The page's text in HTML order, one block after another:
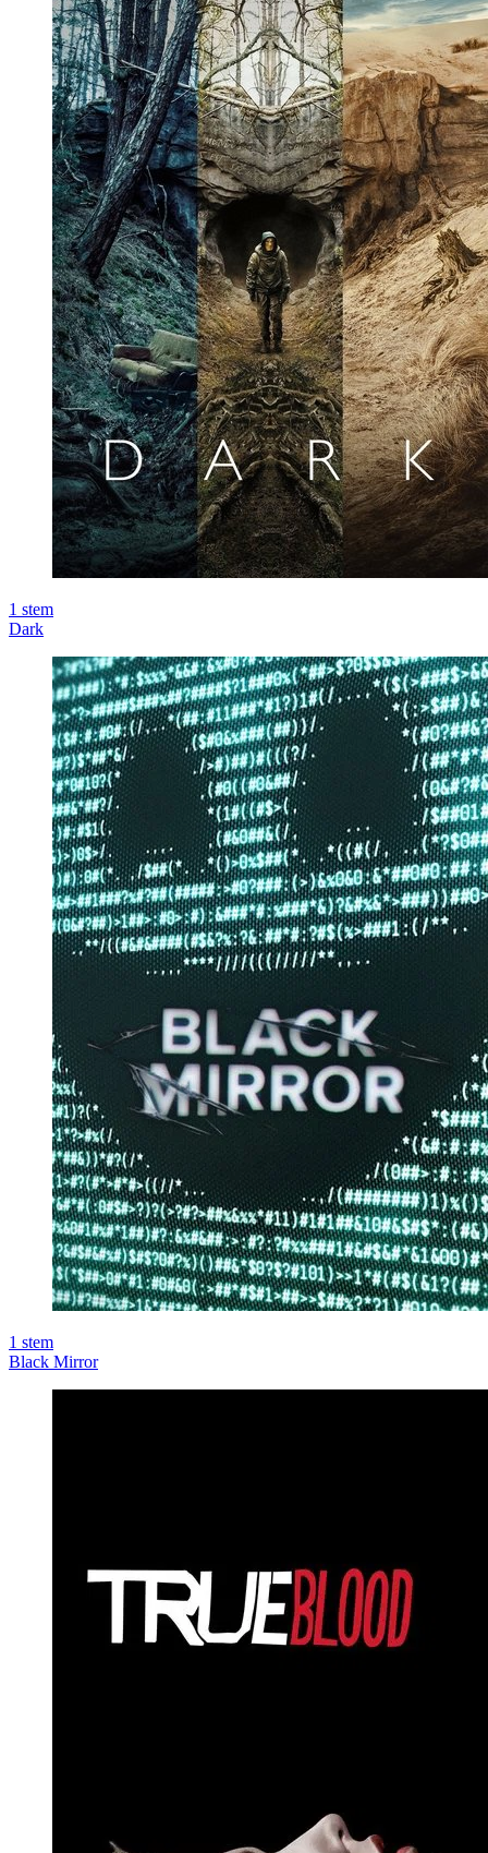
1 stem
Dark
1 stem
Black Mirror